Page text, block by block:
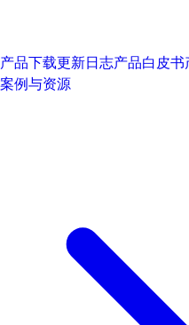
产品下载更新日志产品白皮书
案例与资源